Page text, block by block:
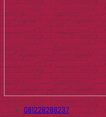
081228288237